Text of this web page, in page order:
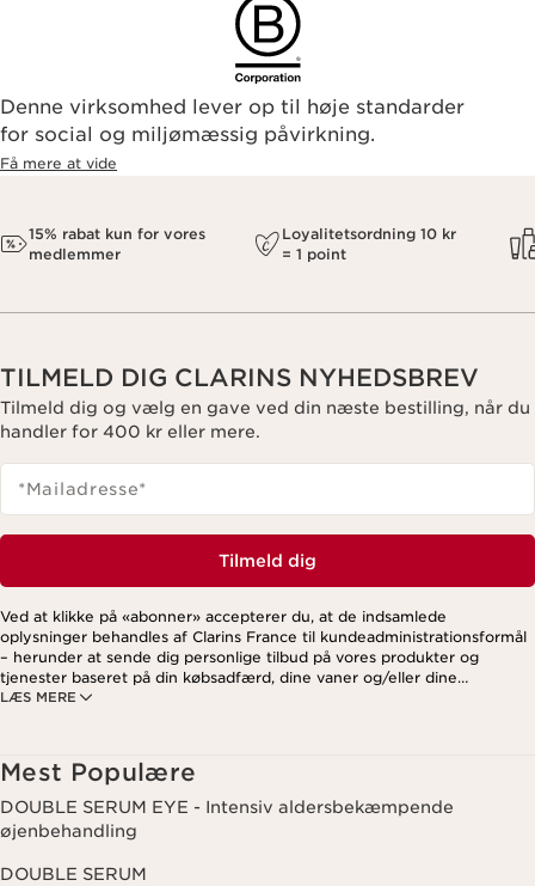
Denne virksomhed lever op til høje standarder
for social og miljømæssig påvirkning.
Få mere at vide
15% rabat kun for vores
medlemmer
Loyalitetsordning 10 kr
= 1 point
TILMELD DIG CLARINS NYHEDSBREV
Tilmeld dig og vælg en gave ved din næste bestilling, når du
handler for 400 kr eller mere.
*Mailadresse*
Tilmeld dig
LÆS MERE
Ved at klikke på «abonner» accepterer du, at de indsamlede
oplysninger behandles af Clarins France til kundeadministrationsformål
– herunder at sende dig personlige tilbud på vores produkter og
tjenester baseret på din købsadfærd, dine vaner og/eller dine
interesser. Dette kan også omfatte visning på sociale medier og
nyhedsbrev. For mere information om, hvordan vi håndterer dine data
og dine rettigheder, se venligst vores
Mest Populære
DOUBLE SERUM EYE - Intensiv aldersbekæmpende
øjenbehandling
DOUBLE SERUM